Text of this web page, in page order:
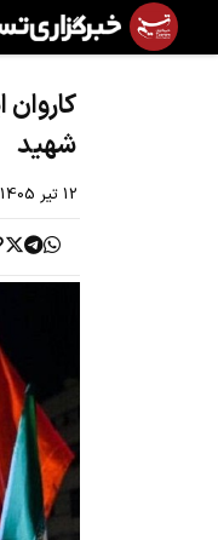
شهید
12 تير 1405 - 17:17